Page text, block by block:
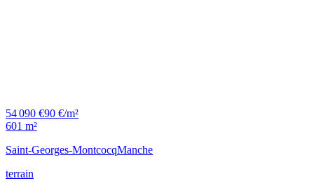
54 090 €90 €/m²
601 m²
Saint-Georges-MontcocqManche
terrain